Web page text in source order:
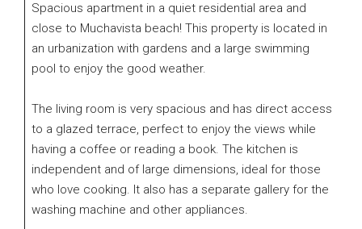
Spacious apartment in a quiet residential area and
close to Muchavista beach! This property is located in
an urbanization with gardens and a large swimming
pool to enjoy the good weather.
The living room is very spacious and has direct access
to a glazed terrace, perfect to enjoy the views while
having a coffee or reading a book. The kitchen is
independent and of large dimensions, ideal for those
who love cooking. It also has a separate gallery for the
washing machine and other appliances.